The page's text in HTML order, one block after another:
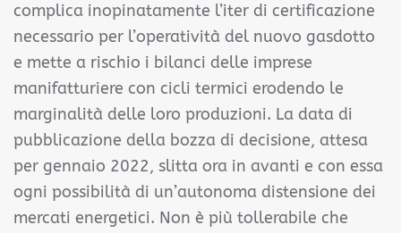
complica inopinatamente l’iter di certificazione
necessario per l’operatività del nuovo gasdotto
e mette a rischio i bilanci delle imprese
manifatturiere con cicli termici erodendo le
marginalità delle loro produzioni. La data di
pubblicazione della bozza di decisione, attesa
per gennaio 2022, slitta ora in avanti e con essa
ogni possibilità di un’autonoma distensione dei
mercati energetici. Non è più tollerabile che